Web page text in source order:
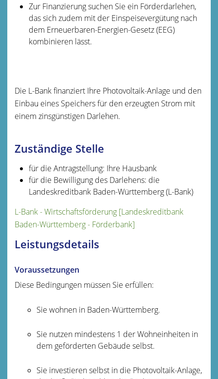
Zur Finanzierung suchen Sie ein Förderdarlehen,
das sich zudem mit der Einspeisevergütung nach
dem Erneuerbaren-Energien-Gesetz (EEG)
kombinieren lässt.
Die L-Bank finanziert Ihre Photovoltaik-Anlage und den
Einbau eines Speichers für den erzeugten Strom mit
einem zinsgünstigen Darlehen.
Zuständige Stelle
für die Antragstellung: Ihre Hausbank
für die Bewilligung des Darlehens: die
Landeskreditbank Baden-Württemberg (L-Bank)
L-Bank - Wirtschaftsförderung [Landeskreditbank
Baden-Württemberg - Förderbank]
Leistungsdetails
Voraussetzungen
Diese Bedingungen müssen Sie erfüllen:
Sie wohnen in Baden-Württemberg.
Sie nutzen mindestens 1 der Wohneinheiten in
dem geförderten Gebäude selbst.
Sie investieren selbst in die Photovoltaik-Anlage,